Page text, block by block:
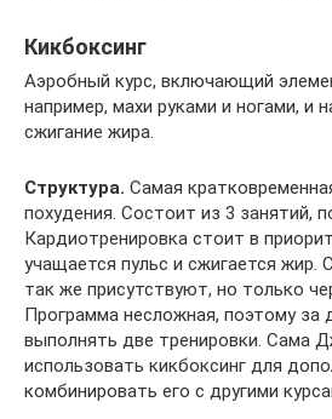
Кикбоксинг
Аэробный курс, включающий
например, махи руками и ногами, и
сжигание жира.
Структура. Самая
похудения. Состоит из 3 занятий,
Кардиотренировка стоит в
учащается пульс и сжигается жир.
так же присутствуют, но только
Программа несложная, поэтому за
выполнять две тренировки. Сама
использовать кикбоксинг для
комбинировать его с другими